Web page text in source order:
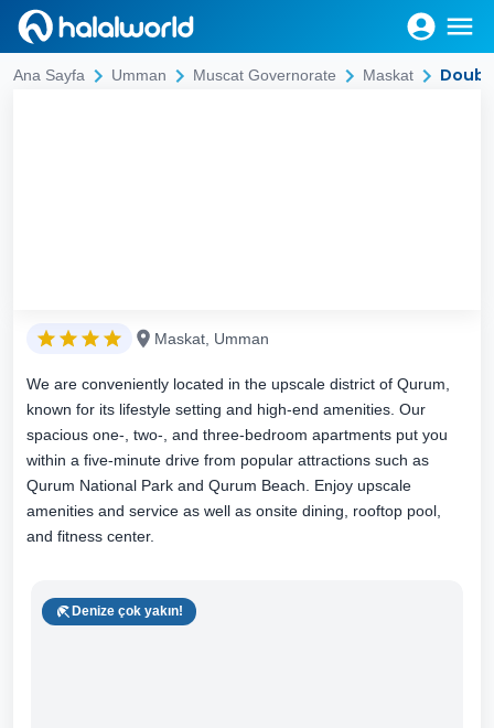
Ana Sayfa Umman Muscat Governorate Maskat
Maskat, Umman
We are conveniently located in the upscale district of Qurum,
known for its lifestyle setting and high-end amenities. Our
spacious one-, two-, and three-bedroom apartments put you
within a five-minute drive from popular attractions such as
Qurum National Park and Qurum Beach. Enjoy upscale
amenities and service as well as onsite dining, rooftop pool,
and fitness center.
Denize çok yakın!